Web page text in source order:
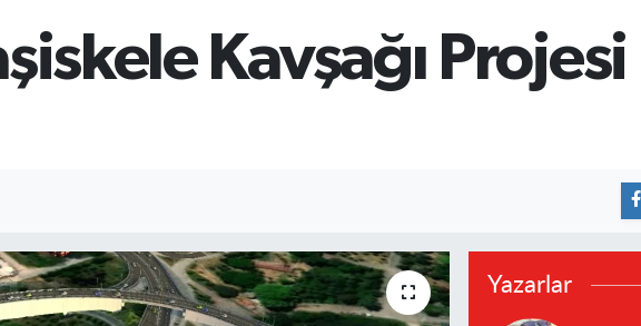
G.ALTIN
6862,09000
%0.19
BİST100
Kavşağı
Yazarlar